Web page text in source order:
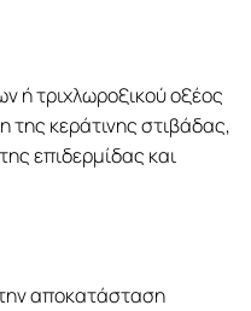
ή τριχλωροξικού οξέος
της κεράτινης στιβάδας,
επιδερμίδας και
αποκατάσταση